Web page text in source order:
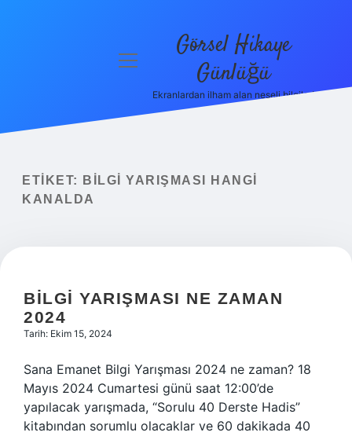
Yasal Uyarı
menüyü
Görsel Hikaye
Günlüğü
Ekranlardan ilham alan neşeli bilgiler!
ETIKET:
BILGI YARIŞMASI HANGI
KANALDA
BILGI YARIŞMASI NE ZAMAN
2024
Tarih: Ekim 15, 2024
Sana Emanet Bilgi Yarışması 2024 ne zaman? 18
Mayıs 2024 Cumartesi günü saat 12:00’de
yapılacak yarışmada, “Sorulu 40 Derste Hadis”
kitabından sorumlu olacaklar ve 60 dakikada 40